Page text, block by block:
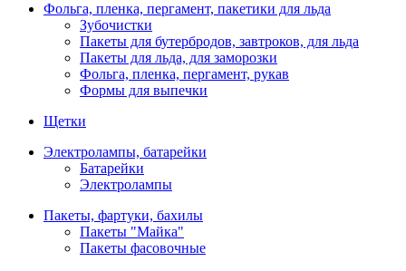
Фольга, пленка, пергамент, пакетики для льда
Зубочистки
Пакеты для бутербродов, завтроков, для льда
Пакеты для льда, для заморозки
Фольга, пленка, пергамент, рукав
Формы для выпечки
Щетки
Электролампы, батарейки
Батарейки
Электролампы
Пакеты, фартуки, бахилы
Пакеты "Майка"
Пакеты фасовочные